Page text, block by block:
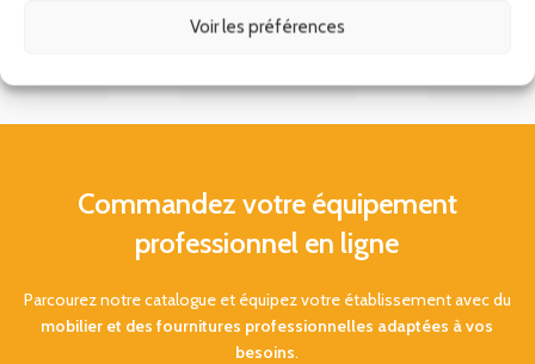
Voir les préférences
Commandez votre équipement
professionnel en ligne
Parcourez notre catalogue et équipez votre établissement avec du
mobilier et des fournitures professionnelles adaptées à vos
besoins.